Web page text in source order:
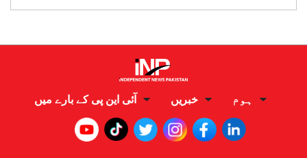
ہوم خبریں آئی این پی کے بارے میں